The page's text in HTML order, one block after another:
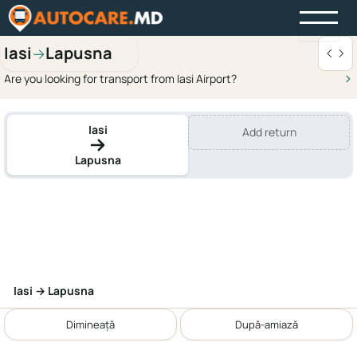
Iasi→Lapusna
Are you looking for transport from Iasi Airport?
Iasi
Lapusna
Add return
Iasi → Lapusna
Dimineață După-amiază